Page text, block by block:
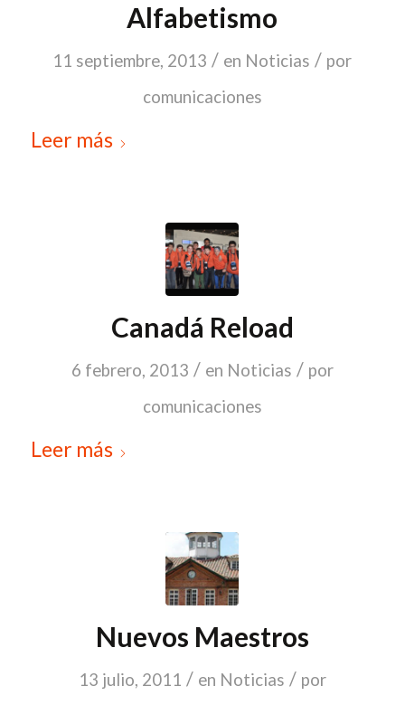
Alfabetismo
11 septiembre, 2013 / en Noticias / por
comunicaciones
Leer más
Canadá Reload
6 febrero, 2013 / en Noticias / por
comunicaciones
Leer más
Nuevos Maestros
13 julio, 2011 / en Noticias / por